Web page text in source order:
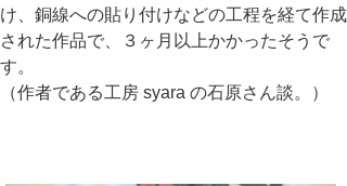
け、銅線への貼り付けなどの工程を経て作成
された作品で、３ヶ月以上かかったそうで
す。
（作者である工房 syara の石原さん談。）